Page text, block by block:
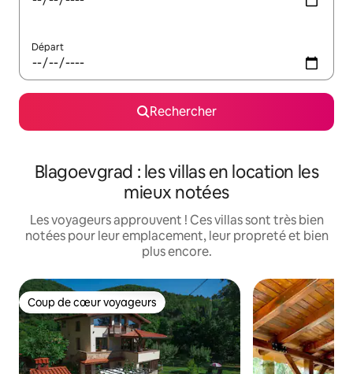
Départ
Rechercher
Blagoevgrad : les villas en location les
mieux notées
Les voyageurs approuvent ! Ces villas sont très bien
notées pour leur emplacement, leur propreté et bien
plus encore.
Coup de cœur voyageurs
Coup de cœur voyageurs